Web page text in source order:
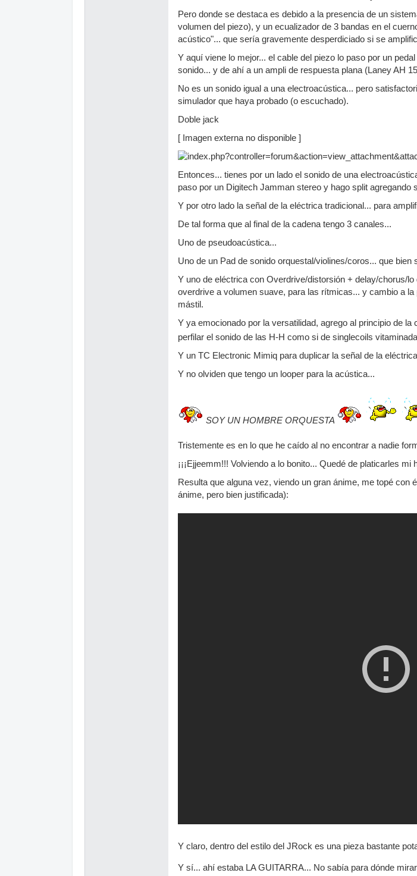
Pero donde se destaca es debido a la presencia de un
volumen del piezo), y un ecualizador de 3 bandas en el
acústico"... que sería gravemente desperdiciado si se
Y aquí viene lo mejor... el cable del piezo lo paso por un
sonido... y de ahí a un ampli de respuesta plana (Laney AH
No es un sonido igual a una electroacústica... pero
simulador que haya probado (o escuchado).
Doble jack
[ Imagen externa no disponible ]
Entonces... tienes por un lado el sonido de una
paso por un Digitech Jamman stereo y hago split
Y por otro lado la señal de la eléctrica tradicional... para
De tal forma que al final de la cadena tengo 3 canales...
Uno de pseudoacústica...
Uno de un Pad de sonido orquestal/violines/coros... que bien
Y uno de eléctrica con Overdrive/distorsión + delay/chorus/
overdrive a volumen suave, para las rítmicas... y cambio a
mástil.
Y ya emocionado por la versatilidad, agrego al principio de
perfilar el sonido de las H-H como si de singlecoils
Y un TC Electronic Mimiq para duplicar la señal de la
Y no olviden que tengo un looper para la acústica...
SOY UN HOMBRE ORQUESTA
Tristemente es en lo que he caído al no encontrar a nadie
¡¡¡Ejjeemm!!! Volviendo a lo bonito... Quedé de platicarles mi
Resulta que alguna vez, viendo un gran ánime, me topé
ánime, pero bien justificada):
Y claro, dentro del estilo del JRock es una pieza bastante
Y sí... ahí estaba LA GUITARRA... No sabía para dónde